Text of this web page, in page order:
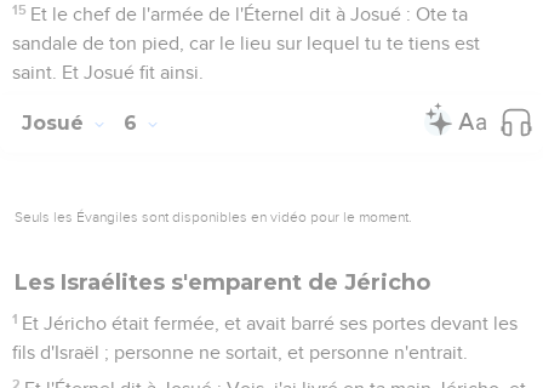
15 Et le chef de l'armée de l'Éternel dit à Josué : Ote ta
sandale de ton pied, car le lieu sur lequel tu te tiens est
saint. Et Josué fit ainsi.
Josué 6
Seuls les Évangiles sont disponibles en vidéo pour le moment.
Les Israélites s'emparent de Jéricho
1 Et Jéricho était fermée, et avait barré ses portes devant les
fils d'Israël ; personne ne sortait, et personne n'entrait.
2